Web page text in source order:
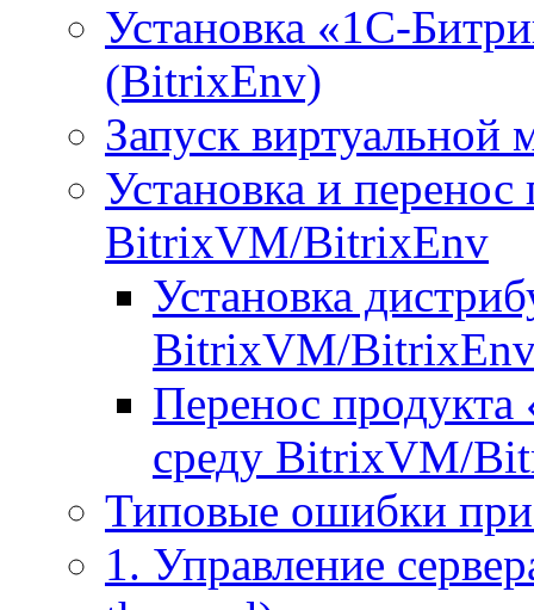
Установка «1С-
(BitrixEnv)
Запуск
Установка и
BitrixVM/BitrixEnv
Установка
BitrixVM/
Перенос
среду BitrixVM/
Типовые ошибки при
1. Управление